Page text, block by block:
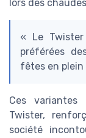
lors des
« Le
préférées
fêtes en plein
Ces variantes
Twister,
société